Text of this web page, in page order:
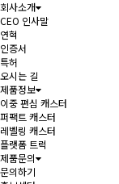
회사소개
CEO 인사말
연혁
인증서
특허
오시는 길
제품정보
이중 편심 캐스터
퍼팩트 캐스터
레벨링 캐스터
플랫폼 트럭
제품문의
문의하기